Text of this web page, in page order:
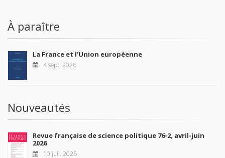
À paraître
La France et l'Union européenne
4 sept. 2026
Nouveautés
Revue française de science politique 76-2, avril-juin
2026
10 juil. 2026